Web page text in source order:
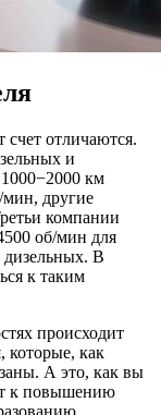
счет отличаются.
и
км
мин, другие
компании
об/мин для
дизельных. В
к таким
происходит
которые, как
А это, как вы
к повышению